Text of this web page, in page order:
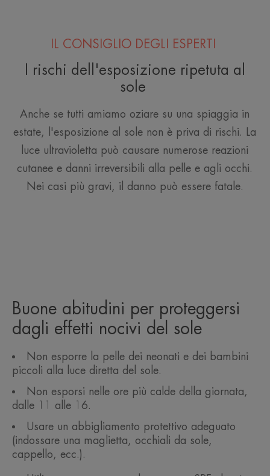
IL CONSIGLIO DEGLI ESPERTI
I rischi dell'esposizione ripetuta al
sole
Anche se tutti amiamo oziare su una spiaggia in
estate, l'esposizione al sole non è priva di rischi. La
luce ultravioletta può causare numerose reazioni
cutanee e danni irreversibili alla pelle e agli occhi.
Nei casi più gravi, il danno può essere fatale.
Buone abitudini per proteggersi
dagli effetti nocivi del sole
Non esporre la pelle dei neonati e dei bambini
piccoli alla luce diretta del sole.
Non esporsi nelle ore più calde della giornata,
dalle 11 alle 16.
Usare un abbigliamento protettivo adeguato
(indossare una maglietta, occhiali da sole,
cappello, ecc.).